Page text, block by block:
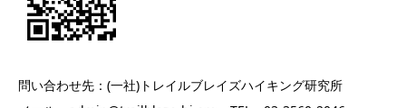
問い合わせ先：(一社)トレイルブレイズハイキング研究所